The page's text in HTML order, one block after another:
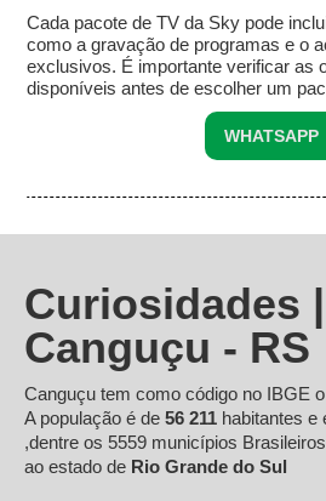
Cada pacote de TV da Sky pode
como a gravação de programas e o
exclusivos. É importante verificar as
disponíveis antes de escolher um
WHATSAPP
Curiosidades |
Canguçu - RS
Canguçu tem como código no IBGE
A população é de 56 211 habitantes e
,dentre os 5559 municípios
ao estado de Rio Grande do Sul